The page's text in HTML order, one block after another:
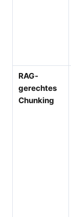
RAG-
gerechtes
Chunking